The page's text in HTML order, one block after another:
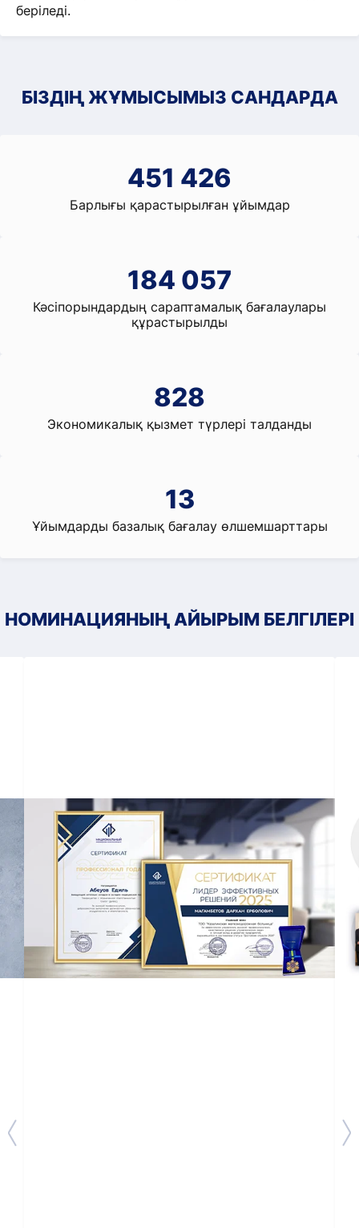
беріледі.
БІЗДІҢ ЖҰМЫСЫМЫЗ САНДАРДА
Барлығы қарастырылған ұйымдар
541 711
Кәсіпорындардың сараптамалық бағалаулары
құрастырылды
220 868
Экономикалық қызмет түрлері талданды
994
Ұйымдарды базалық бағалау өлшемшарттары
15
НОМИНАЦИЯНЫҢ АЙЫРЫМ БЕЛГІЛЕРІ